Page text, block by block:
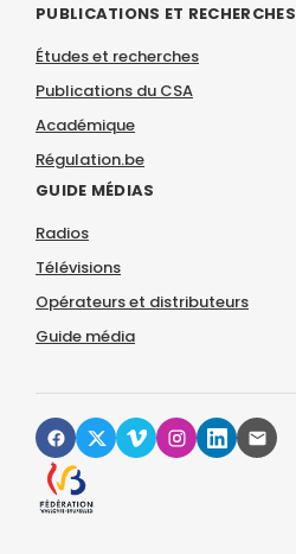
PUBLICATIONS ET RECHERCHES
Études et recherches
Publications du CSA
Académique
Régulation.be
GUIDE MÉDIAS
Radios
Télévisions
Opérateurs et distributeurs
Guide média